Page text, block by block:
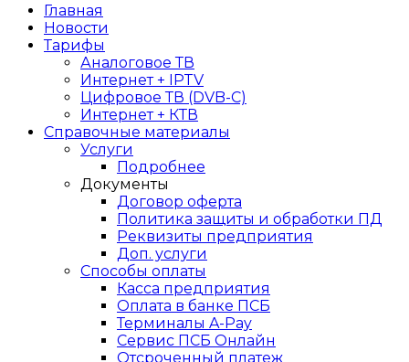
Главная
Новости
Тарифы
Аналоговое ТВ
Интернет + IPTV
Цифровое ТВ (DVB-C)
Интернет + КТВ
Справочные материалы
Услуги
Подробнее
Документы
Договор оферта
Политика защиты и обработки ПД
Реквизиты предприятия
Доп. услуги
Способы оплаты
Касса предприятия
Оплата в банке ПСБ
Терминалы A-Pay
Сервис ПСБ Онлайн
Отсроченный платеж